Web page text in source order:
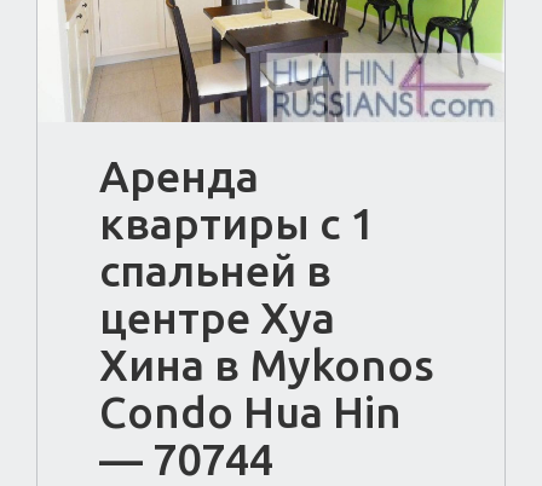
Аренда
квартиры с 1
спальней в
центре Хуа
Хина в Mykonos
Condo Hua Hin
— 70744